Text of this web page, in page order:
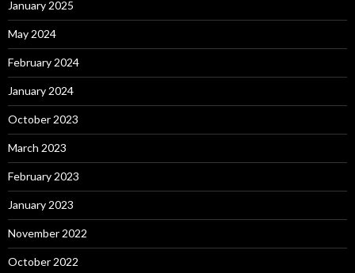
January 2025
May 2024
February 2024
January 2024
October 2023
March 2023
February 2023
January 2023
November 2022
October 2022